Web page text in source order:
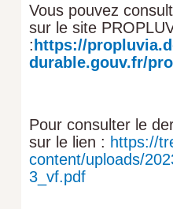
Vous pouvez
sur le site
: https://
durable.gouv.fr/
Pour consulter le
sur le lien : https://
content/uploads/
3_vf.pdf